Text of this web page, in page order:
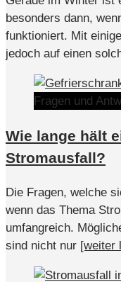
besonders dann,
funktioniert. Mit
jedoch auf einen
Fragen und
Wie lange hält
Stromausfall?
Die Fragen, welche
wenn das Thema
umfangreich.
sind nicht nur [weiter